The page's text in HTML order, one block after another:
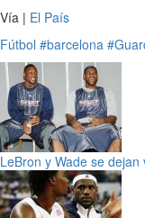
Vía | El País
Fútbol #barcelona
LeBron y Wade se